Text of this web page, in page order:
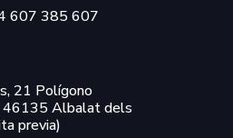
607 385 607
21 Polígono
46135 Albalat dels
previa)